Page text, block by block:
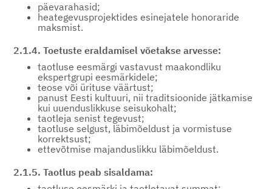
päevarahasid;
heategevusprojektides esinejatele honoraride
maksmist.
2.1.4. Toetuste eraldamisel võetakse arvesse:
taotluse eesmärgi vastavust maakondliku
ekspertgrupi eesmärkidele;
teose või ürituse väärtust;
panust Eesti kultuuri, nii traditsioonide jätkamise
kui uuenduslikkuse seisukohalt;
taotleja senist tegevust;
taotluse selgust, läbimõeldust ja vormistuse
korrektsust;
ettevõtmise majanduslikku läbimõeldust.
2.1.5. Taotlus peab sisaldama: